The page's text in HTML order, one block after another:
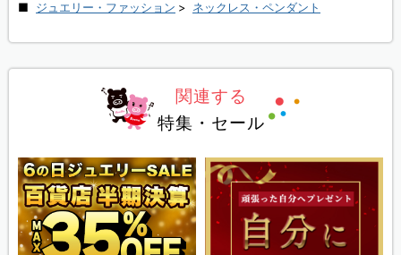
ジュエリー・ファッション > ネックレス・ペンダント
関連する
特集・セール